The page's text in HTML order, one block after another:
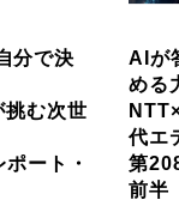
分で決
む次世
ート・
AIが
める
代エ
第
前半